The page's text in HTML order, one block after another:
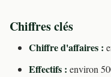
Chiffres clés
Chiffre d'affaires :
Effectifs : environ